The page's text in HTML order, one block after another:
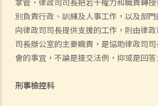
別負責行政、訓練及人事工作，以及部
向律政司司長提供支援的工作，則由律
司長辦公室的主要職責，是協助律政司
會的事宜，不論是提交法例，抑或是回答
刑事檢控科